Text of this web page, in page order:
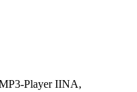
Player IINA,